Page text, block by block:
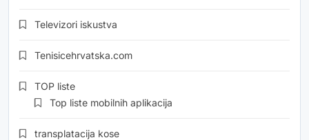
Televizori iskustva
Tenisicehrvatska.com
TOP liste
Top liste mobilnih aplikacija
transplatacija kose